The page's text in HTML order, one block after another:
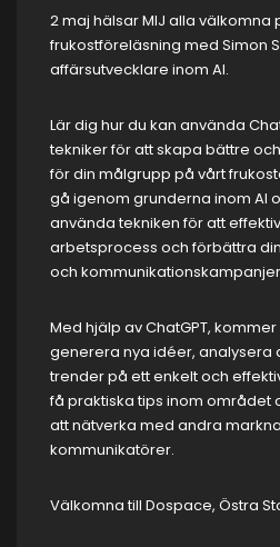
2 maj hälsar MIJ alla välkomna
frukostföreläsning med Simon
affärsutvecklare inom AI.
Lär dig hur du kan använda
tekniker för att skapa bättre
för din målgrupp på vårt
gå igenom grunderna inom AI
använda tekniken för att
arbetsprocess och förbättra
och
Med hjälp av ChatGPT,
generera nya idéer, analysera
trender på ett enkelt och
få praktiska tips inom området
att nätverka med andra
kommunikatörer.
Välkomna till Dospace, Östra